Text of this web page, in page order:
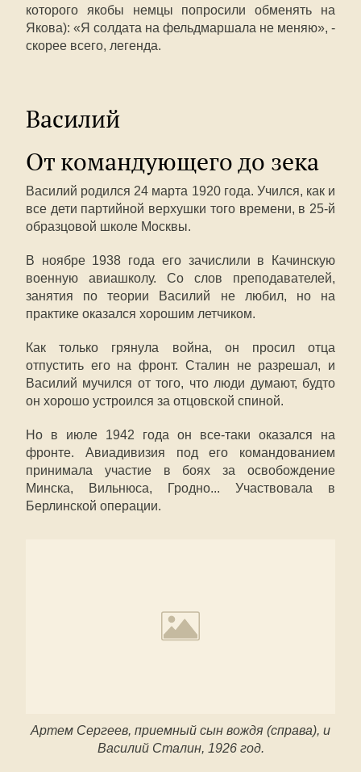
которого якобы немцы попросили обменять на
Якова): «Я солдата на фельдмаршала не меняю», -
скорее всего, легенда.
Василий
От командующего до зека
Василий родился 24 марта 1920 года. Учился, как и
все дети партийной верхушки того времени, в 25-й
образцовой школе Москвы.
В ноябре 1938 года его зачислили в Качинскую
военную авиашколу. Со слов преподавателей,
занятия по теории Василий не любил, но на
практике оказался хорошим летчиком.
Как только грянула война, он просил отца
отпустить его на фронт. Сталин не разрешал, и
Василий мучился от того, что люди думают, будто
он хорошо устроился за отцовской спиной.
Но в июле 1942 года он все-таки оказался на
фронте. Авиадивизия под его командованием
принимала участие в боях за освобождение
Минска, Вильнюса, Гродно... Участвовала в
Берлинской операции.
Артем Сергеев, приемный сын вождя (справа), и
Василий Сталин, 1926 год.